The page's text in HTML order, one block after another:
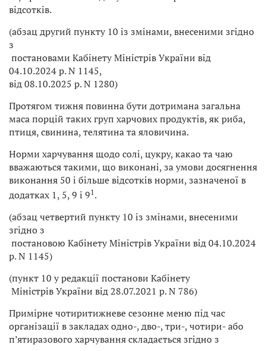
відсотків.
(абзац другий пункту 10 із змінами, внесеними згідно
з
постановами Кабінету Міністрів України від
04.10.2024 р. N 1145,
від 08.10.2025 р. N 1280)
Протягом тижня повинна бути дотримана загальна
маса порцій таких груп харчових продуктів, як риба,
птиця, свинина, телятина та яловичина.
Норми харчування щодо солі, цукру, какао та чаю
вважаються такими, що виконані, за умови досягнення
виконання 50 і більше відсотків норми, зазначеної в
додатках 1, 5, 9 і 91.
(абзац четвертий пункту 10 із змінами, внесеними
згідно з
постановою Кабінету Міністрів України від 04.10.2024
р. N 1145)
(пункт 10 у редакції постанови Кабінету
Міністрів України від 28.07.2021 р. N 786)
Примірне чотиритижневе сезонне меню під час
організації в закладах одно-, дво-, три-, чотири- або
п’ятиразового харчування складається згідно з